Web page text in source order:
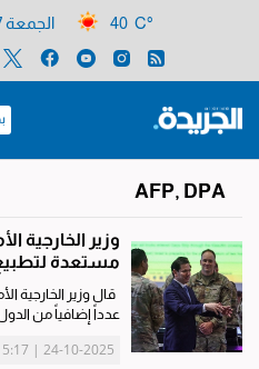
40 C° الجمعة 07 أغسطس 2026
AFP, DPA
وزير الخارجية
مستعدة
قال وزير الخارجية
عدداً إضافياً من
وصرح روبيو في مركز
24-10-2025 | 15:17